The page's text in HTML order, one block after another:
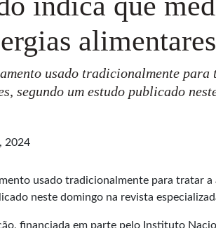
alimentares
usado tradicionalmente
segundo um estudo publicado
2024
usado tradicionalmente para tratar a
neste domingo na revista
financiada em parte pelo Instituto